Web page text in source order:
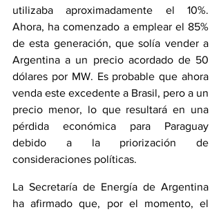
utilizaba aproximadamente el 10%.
Ahora, ha comenzado a emplear el 85%
de esta generación, que solía vender a
Argentina a un precio acordado de 50
dólares por MW. Es probable que ahora
venda este excedente a Brasil, pero a un
precio menor, lo que resultará en una
pérdida económica para Paraguay
debido a la priorización de
consideraciones políticas.
La Secretaría de Energía de Argentina
ha afirmado que, por el momento, el